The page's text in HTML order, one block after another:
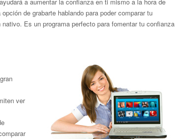
de grabarte hablando para poder comparar tu
Es un programa perfecto para fomentar tu confianza
ver